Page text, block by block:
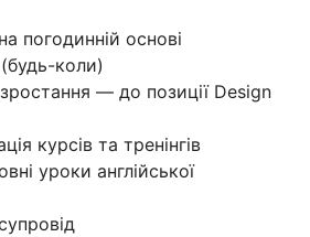
погодинній основі
коли)
— до позиції Design
курсів та тренінгів
уроки англійської